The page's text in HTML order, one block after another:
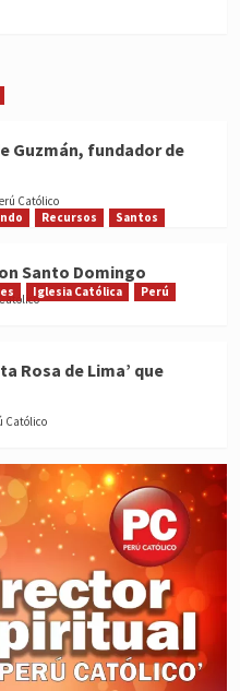
Guzmán, fundador de
Católico
Recursos Santos
Santo Domingo
Iglesia Católica
Perú
Rosa de Lima’ que
Católico